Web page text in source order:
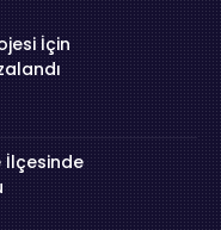
İçin
İlçesinde